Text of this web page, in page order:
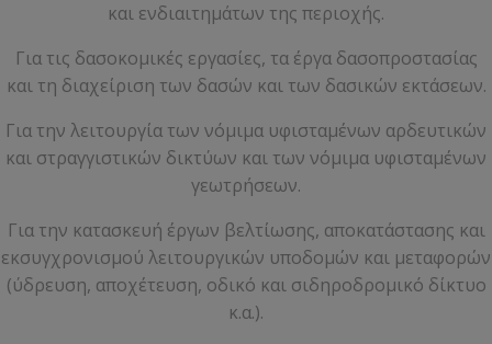
και ενδιαιτημάτων της περιοχής.
Για τις δασοκομικές εργασίες, τα έργα δασοπροστασίας
και τη διαχείριση των δασών και των δασικών εκτάσεων.
Για την λειτουργία των νόμιμα υφισταμένων αρδευτικών
και στραγγιστικών δικτύων και των νόμιμα υφισταμένων
γεωτρήσεων.
Για την κατασκευή έργων βελτίωσης, αποκατάστασης και
εκσυγχρονισμού λειτουργικών υποδομών και μεταφορών
(ύδρευση, αποχέτευση, οδικό και σιδηροδρομικό δίκτυο
κ.α.).